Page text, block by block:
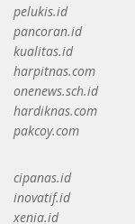
pelukis.id
pancoran.id
kualitas.id
harpitnas.com
onenews.sch.id
hardiknas.com
pakcoy.com
cipanas.id
inovatif.id
xenia.id